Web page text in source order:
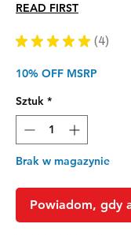
READ FIRST
★ ★ ★ ★ ★ 4
4
10% OFF MSRP
Sztuk *
Brak w magazynie
Powiadom, gdy